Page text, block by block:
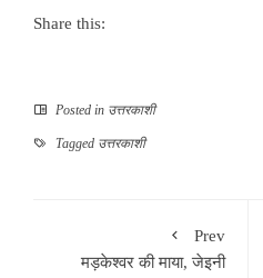
Share this:
Posted in उत्तरकाशी
Tagged उत्तरकाशी
Prev
मड़केश्वर की माया, जेइनी